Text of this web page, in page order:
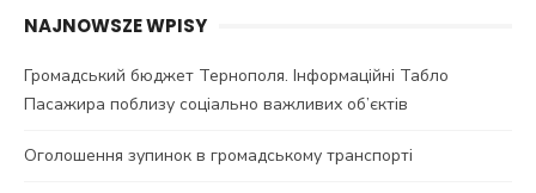
NAJNOWSZE WPISY
Громадський бюджет Тернополя. Інформаційні Табло
Пасажира поблизу соціально важливих об’єктів
Оголошення зупинок в громадському транспорті